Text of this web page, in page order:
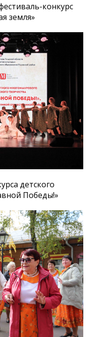
конкурс
земля»
детского
Победы!»